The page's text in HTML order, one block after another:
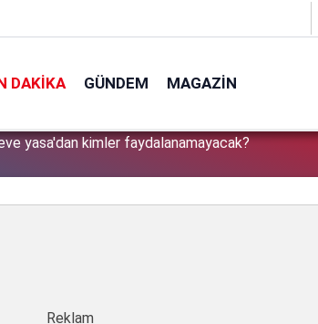
DAKIKA GÜNDEM MAGAZIN
yasa'dan kimler faydalanamayacak?